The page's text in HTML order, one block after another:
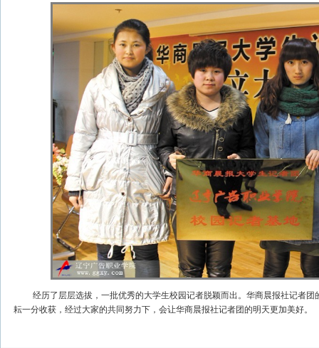
经历了层层选拔，一批优秀的大学生校园记者脱颖而出。华商晨报社记者团
耘一分收获，经过大家的共同努力下，会让华商晨报社记者团的明天更加美好。